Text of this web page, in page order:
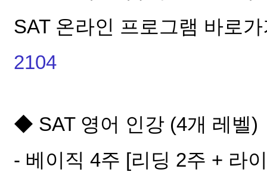
SAT 온라인 프로그램 바로
2104
◆ SAT 영어 인강 (4개 레벨)
- 베이직 4주 [리딩 2주 + 라